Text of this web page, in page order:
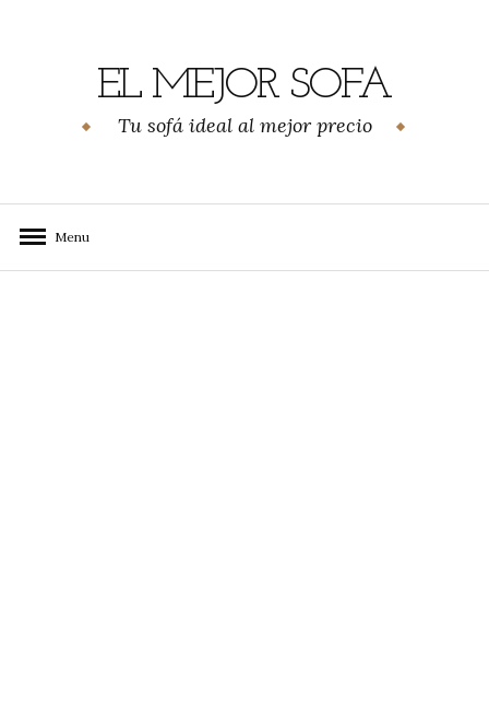
EL MEJOR SOFA
Tu sofá ideal al mejor precio
Menu